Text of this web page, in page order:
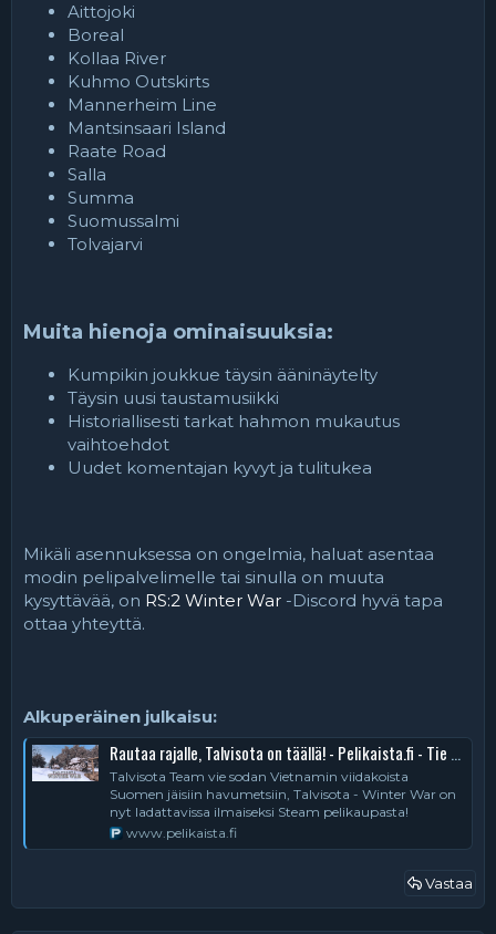
Aittojoki
Boreal
Kollaa River
Kuhmo Outskirts
Mannerheim Line
Mantsinsaari Island
Raate Road
Salla
Summa
Suomussalmi
Tolvajarvi
Muita hienoja ominaisuuksia:
Kumpikin joukkue täysin ääninäytelty
Täysin uusi taustamusiikki
Historiallisesti tarkat hahmon mukautus
vaihtoehdot
Uudet komentajan kyvyt ja tulitukea
Mikäli asennuksessa on ongelmia, haluat asentaa
modin pelipalvelimelle tai sinulla on muuta
kysyttävää, on RS:2 Winter War -Discord hyvä tapa
ottaa yhteyttä.
Alkuperäinen julkaisu:
Rautaa rajalle, Talvisota on täällä! - Pelikaista.fi - Tie Parempaan Pelaamiseen
Talvisota Team vie sodan Vietnamin viidakoista
Suomen jäisiin havumetsiin, Talvisota - Winter War on
nyt ladattavissa ilmaiseksi Steam pelikaupasta!
www.pelikaista.fi
Vastaa